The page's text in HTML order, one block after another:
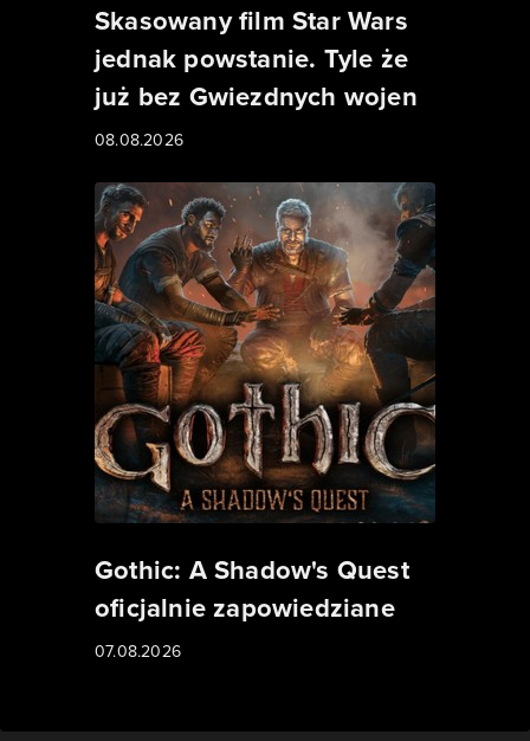
Skasowany film Star Wars
jednak powstanie. Tyle że
już bez Gwiezdnych wojen
08.08.2026
Gothic: A Shadow's Quest
oficjalnie zapowiedziane
07.08.2026